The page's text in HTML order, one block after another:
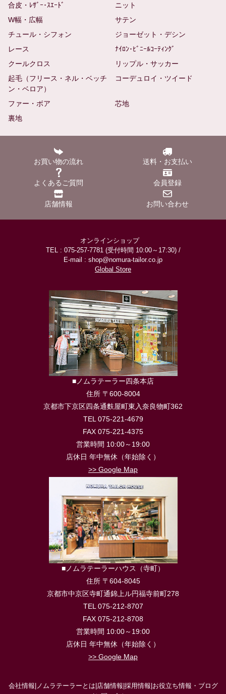
合皮・ﾚｻﾞｰ･ｽｴｰﾄﾞ
ニット
W幅・広幅
サテン
チュール・シフォン
ジョーゼット・デシン
レース
ﾅｲﾛﾝ･ﾋﾞﾆｰﾙｺｰﾃｨﾝｸﾞ
クールクロス
リップル・サッカー
起毛（フリース・ネル・ベッチ
ン・ベロア）
コーデュロイ・ツイード
ファー・ボア
芯地
裏地
お買い物の流れ 送料・お支払い
よくあるご質問 会員登録
店舗情報 お問い合わせ
オンラインショップ
TEL : 075-257-7781 (受付時間 10:00～17:30) /
E-mail : shop@nomura-tailor.co.jp
Global Store
■ノムラテーラー四条本店
住所 〒600-8004
京都市下京区四条通麩屋町東入奈良物町362
TEL 075-221-4679
FAX 075-221-4375
営業時間 10:00～19:00
店休日 年中無休（年始除く）
>> Google Map
■ノムラテーラーハウス（寺町）
住所 〒604-8045
京都市中京区寺町通錦上ル円福寺前町278
TEL 075-212-8707
FAX 075-212-8708
営業時間 10:00～19:00
店休日 年中無休（年始除く）
>> Google Map
会社情報 ノムラテーラーとは 店舗情報 採用情報 お役立ち情報・ブログ